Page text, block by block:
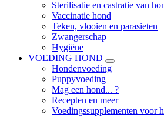
Sterilisatie en castratie van
Vaccinatie hond
Teken, vlooien en parasieten
Zwangerschap
Hygiëne
VOEDING HOND
Hondenvoeding
Puppyvoeding
Mag een hond... ?
Recepten en meer
Voedingssupplementen voor